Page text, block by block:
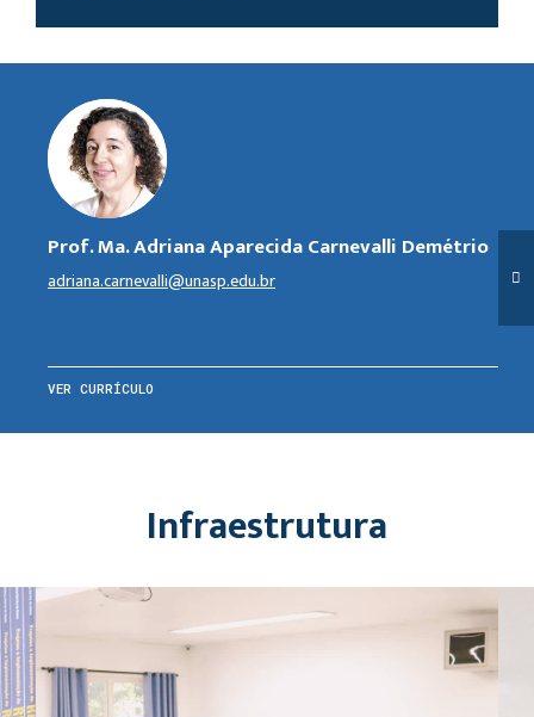
Prof. Ma. Adriana Aparecida Carnevalli Demétrio
adriana.carnevalli@unasp.edu.br
VER CURRÍCULO
Infraestrutura